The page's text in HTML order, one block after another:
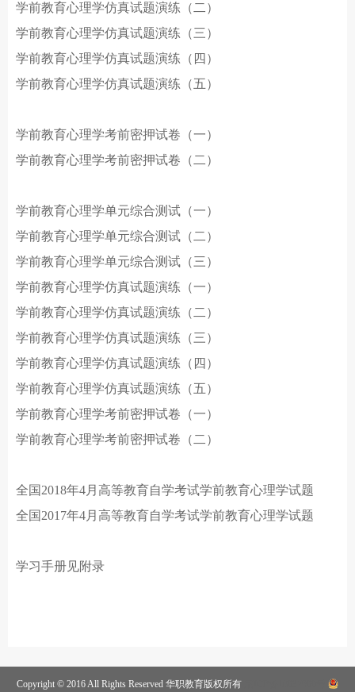
学前教育心理学仿真试题演练（二）
学前教育心理学仿真试题演练（三）
学前教育心理学仿真试题演练（四）
学前教育心理学仿真试题演练（五）
学前教育心理学考前密押试卷（一）
学前教育心理学考前密押试卷（二）
学前教育心理学单元综合测试（一）
学前教育心理学单元综合测试（二）
学前教育心理学单元综合测试（三）
学前教育心理学仿真试题演练（一）
学前教育心理学仿真试题演练（二）
学前教育心理学仿真试题演练（三）
学前教育心理学仿真试题演练（四）
学前教育心理学仿真试题演练（五）
学前教育心理学考前密押试卷（一）
学前教育心理学考前密押试卷（二）
全国 2018年4月高等教育自学考试学前教育心理学试题
全国 2017年4月高等教育自学考试学前教育心理学试题
学习手册见附录
Copyright © 2016 All Rights Reserved 华职教育版权所有